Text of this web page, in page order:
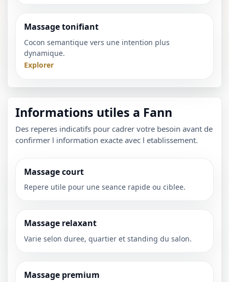
Massage tonifiant
Cocon semantique vers une intention plus
dynamique.
Explorer
Informations utiles a Fann
Des reperes indicatifs pour cadrer votre besoin avant de
confirmer l information exacte avec l etablissement.
Massage court
Repere utile pour une seance rapide ou ciblee.
Massage relaxant
Varie selon duree, quartier et standing du salon.
Massage premium